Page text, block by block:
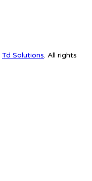
Td Solutions. All rights